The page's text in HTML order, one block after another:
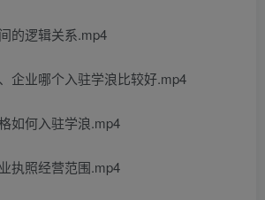
的逻辑关系.mp4
企业哪个入驻学浪比较好.mp4
如何入驻学浪.mp4
执照经营范围.mp4